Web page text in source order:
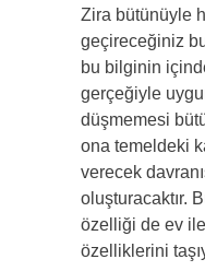
Zira bütünüyle
geçireceğiniz
bu bilginin
gerçeğiyle
düşmemesi
ona temeldeki
verecek
oluşturacaktır.
özelliği de ev
özelliklerini